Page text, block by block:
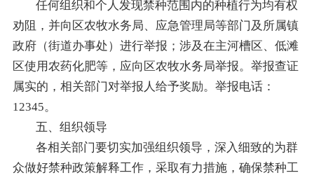
任何组织和个人发现禁种范围内的种植行为均有权
劝阻，并向区农牧水务局、应急管理局等部门及所属镇
政府（街道办事处）进行举报；涉及在主河槽区、低滩
区使用农药化肥等，应向区农牧水务局举报。举报查证
属实的，相关部门对举报人给予奖励。举报电话：
12345。
五、组织领导
各相关部门要切实加强组织领导，深入细致的为群
众做好禁种政策解释工作，采取有力措施，确保禁种工